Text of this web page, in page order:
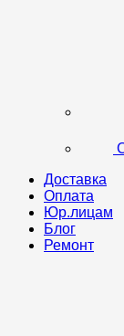
Доставка
Оплата
Юр.лицам
Блог
Ремонт